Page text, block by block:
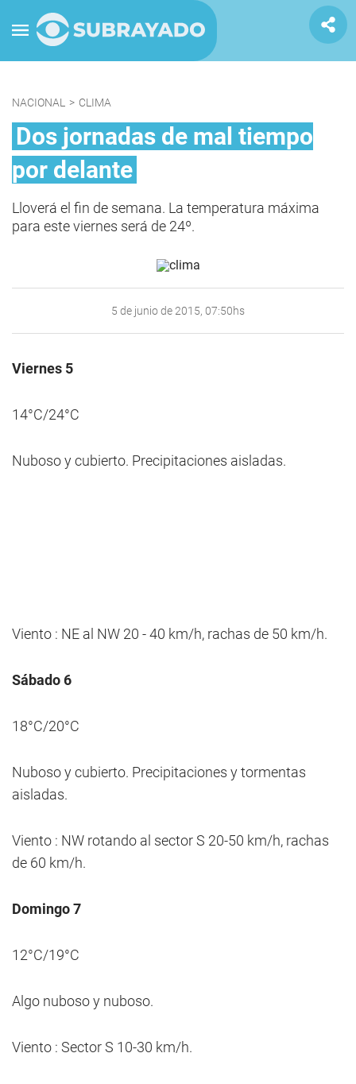
NACIONAL > CLIMA
Dos jornadas de mal tiempo
por delante
Lloverá el fin de semana. La temperatura máxima
para este viernes será de 24º.
5 de junio de 2015, 07:50hs
Viernes 5
14°C/24°C
Nuboso y cubierto. Precipitaciones aisladas.
Viento : NE al NW 20 - 40 km/h, rachas de 50 km/h.
Sábado 6
18°C/20°C
Nuboso y cubierto. Precipitaciones y tormentas
aisladas.
Viento : NW rotando al sector S 20-50 km/h, rachas
de 60 km/h.
Domingo 7
12°C/19°C
Algo nuboso y nuboso.
Viento : Sector S 10-30 km/h.